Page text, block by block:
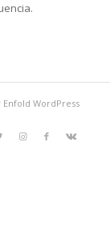
WordPress